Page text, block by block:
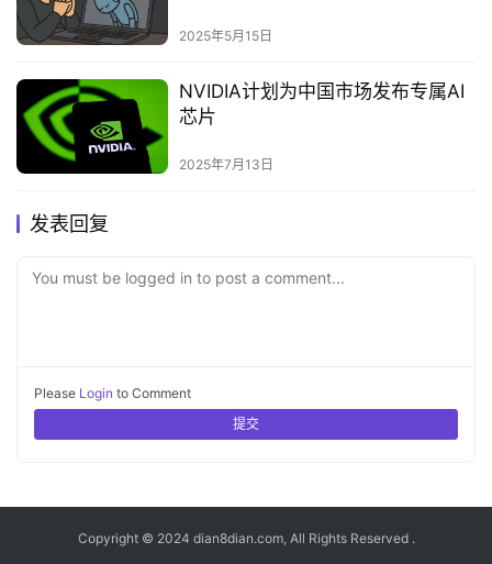
2025年5月15日
NVIDIA计划为中国市场发布专属AI
芯片‌
2025年7月13日
发表回复
You must be logged in to post a comment...
Please Login to Comment
提交
Copyright © 2024 dian8dian.com, All Rights Reserved .